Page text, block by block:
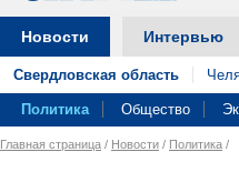
Новости Интервью
Свердловская область
Политика Общество
Главная страница / Новости / Политика /